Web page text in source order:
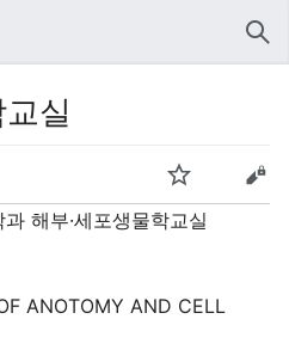
실
해부·세포생물학교실
ANOTOMY AND CELL